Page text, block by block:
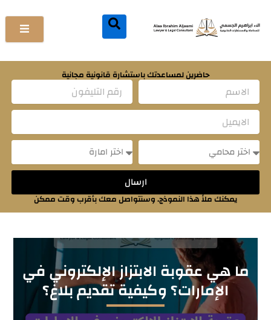
إلى
المحتوى
حاضرين لمساعدتك باستشارة قانونية مجانية
ارسال
يمكنك ملأ هذا النموذج. وسنتواصل معك بأقرب وقت ممكن
ما هي عقوبة الابتزاز الإلكتروني في
الإمارات؟ وكيفية تقديم بلاغ؟